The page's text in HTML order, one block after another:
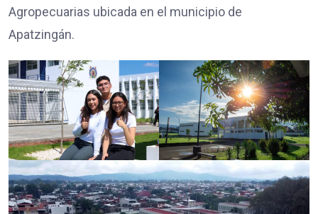
Agropecuarias ubicada en el municipio de
Apatzingán.